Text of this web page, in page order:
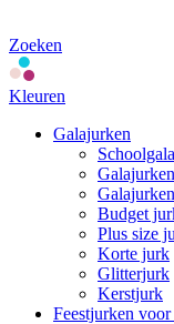
Zoeken
Kleuren
Galajurken
Budget
Plus size
Korte jurk
Glitterjurk
Kerstjurk
Feestjurken voor